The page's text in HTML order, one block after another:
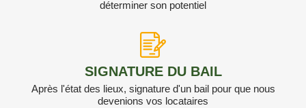
déterminer son potentiel
SIGNATURE DU BAIL
Après l'état des lieux, signature d'un bail pour que nous
devenions vos locataires